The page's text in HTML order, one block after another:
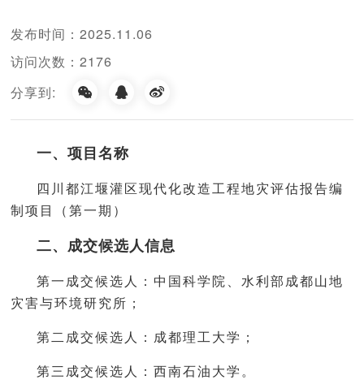
发布时间：2025.11.06
访问次数：2176
分享到:
一、项目名称
四川都江堰灌区现代化改造工程地灾评估报告编
制项目（第一期）
二、成交候选人信息
第一成交候选人：中国科学院、水利部成都山地
灾害与环境研究所；
第二成交候选人：成都理工大学；
第三成交候选人：西南石油大学。